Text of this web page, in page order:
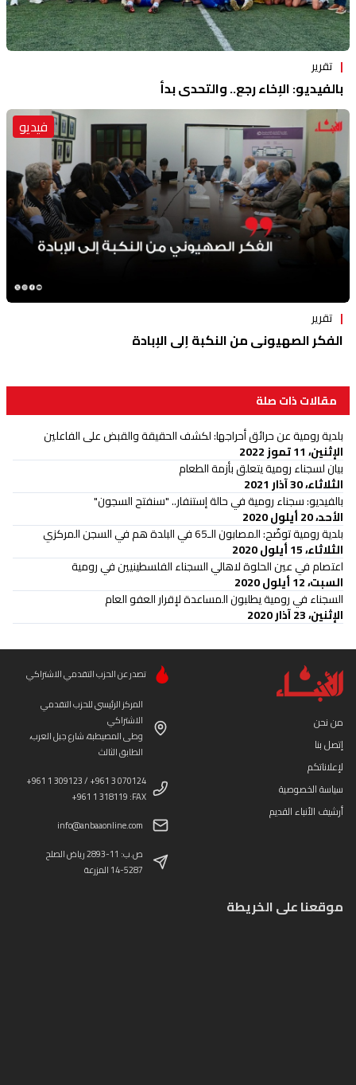
تقرير
بالفيديو: الإخاء رجع.. والتحدي بدأ
فيديو
تقرير
الفكر الصهيوني من النكبة إلى الإبادة
مقالات ذات صلة
بلدية رومية عن حرائق أحراجها: لكشف الحقيقة والقبض على الفاعلين
الإثنين، 11 تموز 2022
بيان لسجناء رومية يتعلق بأزمة الطعام
الثلاثاء، 30 آذار 2021
بالفيديو: سجناء رومية في حالة إستنفار.. "سنفتح السجون"
الأحد، 20 أيلول 2020
بلدية رومية توضّح: المصابون الـ65 في البلدة هم في السجن المركزي
الثلاثاء، 15 أيلول 2020
اعتصام في عين الحلوة لاهالي السجناء الفلسطينيين في رومية
السبت، 12 أيلول 2020
السجناء في رومية يطلبون المساعدة لإقرار العفو العام
الإثنين، 23 آذار 2020
من نحن
إتصل بنا
لإعلاناتكم
سياسة الخصوصية
أرشيف الأنباء القديم
تصدر عن الحزب التقدمي الاشتراكي
المركز الرئيسي للحزب التقدمي
الاشتراكي
وطى المصيطبة، شارع جبل العرب،
الطابق الثالث
+961 1 309123 / +961 3 070124
+961 1 318119 :FAX
info@anbaaonline.com
ص.ب: 11-2893 رياض الصلح
14-5287 المزرعة
موقعنا على الخريطة